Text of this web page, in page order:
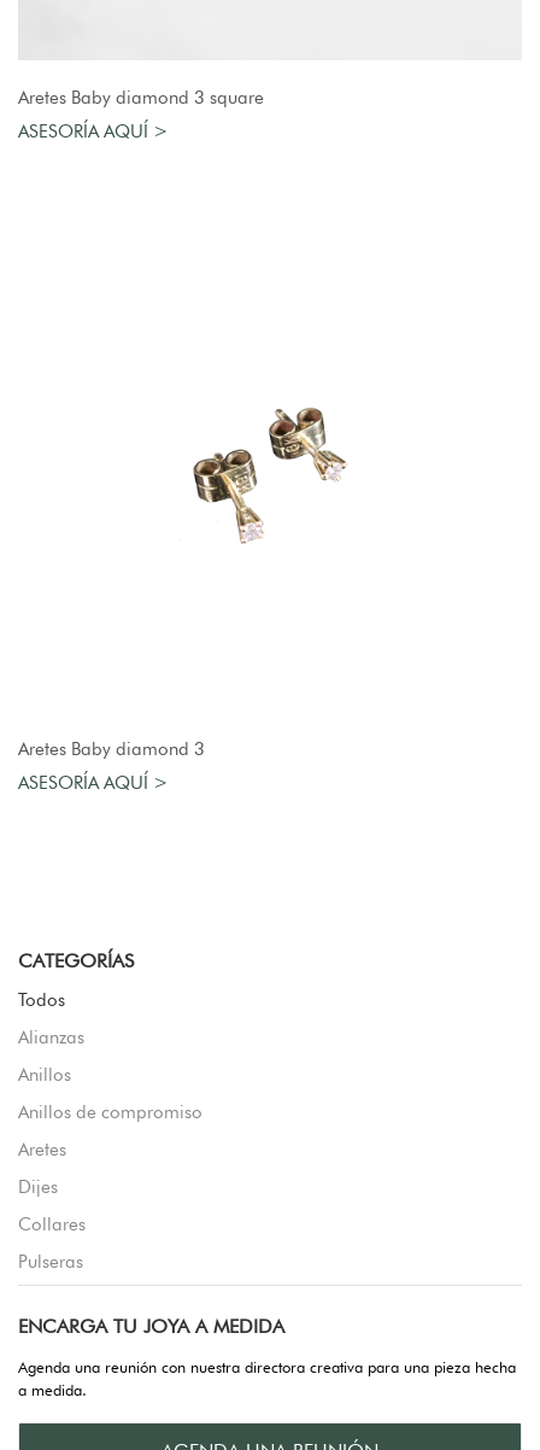
AGREGAR AL CARRO
Aretes Baby diamond 3 square
ASESORÍA AQUÍ >
AGREGAR AL CARRO
Aretes Baby diamond 3
ASESORÍA AQUÍ >
CATEGORÍAS
Todos
Alianzas
Anillos
Anillos de compromiso
Aretes
Dijes
Collares
Pulseras
ENCARGA TU JOYA A MEDIDA
Agenda una reunión con nuestra directora creativa para una pieza hecha
a medida.